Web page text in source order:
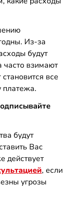
Из-за
будут
часто взимают
все
платежа.
будут
Вас
действует
, если
угрозы